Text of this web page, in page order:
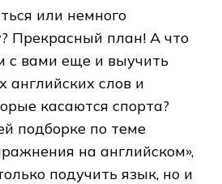
или немного
Прекрасный план! А что
с вами еще и выучить
английских слов и
касаются спорта?
подборке по теме
на английском»,
подучить язык, но и